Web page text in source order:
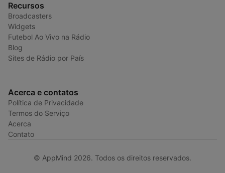
Recursos
Broadcasters
Widgets
Futebol Ao Vivo na Rádio
Blog
Sites de Rádio por País
Acerca e contatos
Política de Privacidade
Termos do Serviço
Acerca
Contato
© AppMind 2026. Todos os direitos reservados.